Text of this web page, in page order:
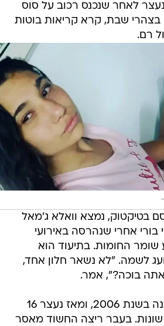
לאחר שנכנס רכוב על סוס
בצהרי שבת, קרא קריאות בוטות
רם.
בטיקטוק, נמצא וואלא ג'מאל
אחרי שנהרסה באירועי
החומות. בתיעוד הוא
לשמה. "לא נשאר חלון אחד,
בוכה?", אמר.
ג'מאל נעצר לראשונה בשנת 2006, ומאז נעצר 16
שונות. בעבר ריצה החשוד מאסר